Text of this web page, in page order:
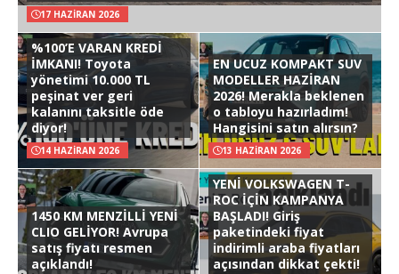
17 HAZIRAN 2026
%100’E VARAN KREDİ
İMKANI! Toyota
yönetimi 10.000 TL
peşinat ver geri
kalanını taksitle öde
diyor!
14 HAZIRAN 2026
EN UCUZ KOMPAKT SUV
MODELLER HAZİRAN
2026! Merakla beklenen
o tabloyu hazırladım!
Hangisini satın alırsın?
13 HAZIRAN 2026
1450 KM MENZİLLİ YENİ
CLIO GELİYOR! Avrupa
satış fiyatı resmen
açıklandı!
YENİ VOLKSWAGEN T-
ROC İÇİN KAMPANYA
BAŞLADI! Giriş
paketindeki fiyat
indirimli araba fiyatları
açısından dikkat çekti!